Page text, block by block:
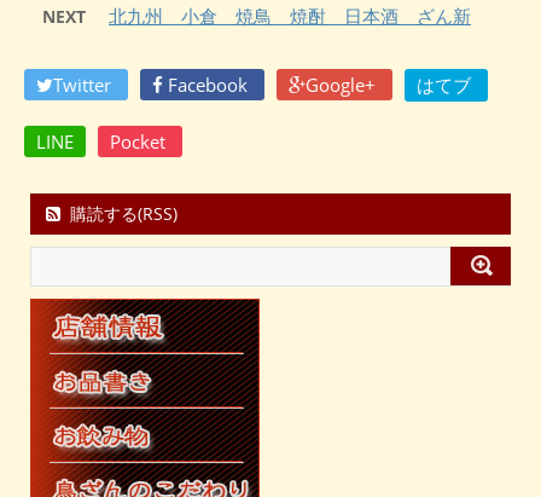
NEXT 北九州 小倉 焼鳥 焼酎 日本酒 ざん新
Twitter Facebook Google+ はてブ
LINE Pocket
購読する(RSS)